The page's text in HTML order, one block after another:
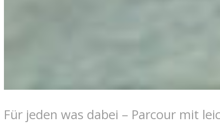
Für jeden was dabei – Parcour mit